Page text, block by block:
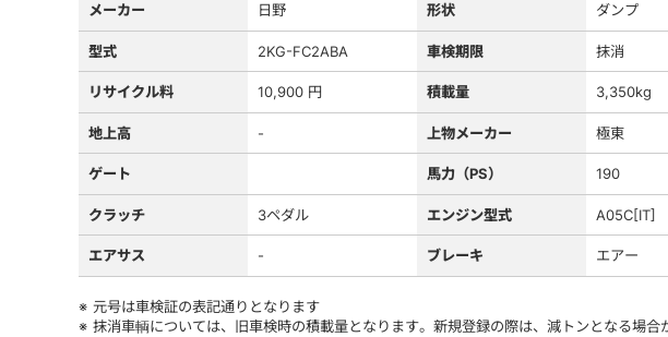
メーカー 日野 形状 ダンプ
型式 2KG-FC2ABA 車検期限 抹消
リサイクル料 10,900 円 積載量 3,350kg
地上高 - 上物メーカー 極東
ゲート 馬力（PS） 190
クラッチ 3ペダル エンジン型式 A05C[IT]
エアサス - ブレーキ エアー
元号は車検証の表記通りとなります
抹消車輌については、旧車検時の積載量となります。新規登録の際は、減トンとなる場合